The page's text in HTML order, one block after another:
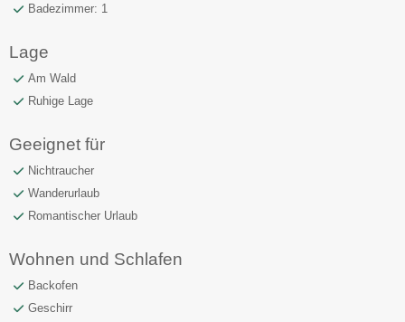
Badezimmer: 1
Lage
Am Wald
Ruhige Lage
Geeignet für
Nichtraucher
Wanderurlaub
Romantischer Urlaub
Wohnen und Schlafen
Backofen
Geschirr